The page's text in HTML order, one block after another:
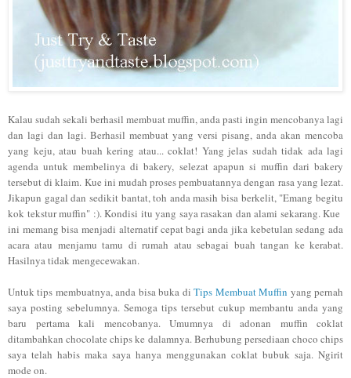
Kalau sudah sekali berhasil membuat muffin, anda pasti ingin mencobanya lagi
dan lagi dan lagi. Berhasil membuat yang versi pisang, anda akan mencoba
yang keju, atau buah kering atau... coklat! Yang jelas sudah tidak ada lagi
agenda untuk membelinya di bakery, selezat apapun si muffin dari bakery
tersebut di klaim. Kue ini mudah proses pembuatannya dengan rasa yang lezat.
Jikapun gagal dan sedikit bantat, toh anda masih bisa berkelit, "Emang begitu
kok tekstur muffin" :). Kondisi itu yang saya rasakan dan alami sekarang. Kue
ini memang bisa menjadi alternatif cepat bagi anda jika kebetulan sedang ada
acara atau menjamu tamu di rumah atau sebagai buah tangan ke kerabat.
Hasilnya tidak mengecewakan.
Untuk tips membuatnya, anda bisa buka diTips Membuat Muffin yang pernah
saya posting sebelumnya. Semoga tips tersebut cukup membantu anda yang
baru pertama kali mencobanya. Umumnya di adonan muffin coklat
ditambahkan chocolate chips ke dalamnya. Berhubung persediaan choco chips
saya telah habis maka saya hanya menggunakan coklat bubuk saja. Ngirit
mode on.